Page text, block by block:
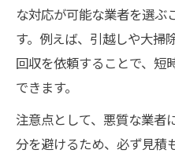
な対応が可能な業者を選ぶ
す。例えば、引越しや大掃
回収を依頼することで、短
できます。
注意点として、悪質な業者
分を避けるため、必ず見積